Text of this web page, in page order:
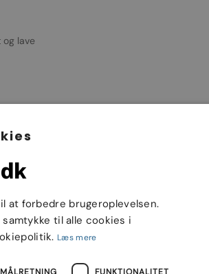
lave
at forbedre brugeroplevelsen.
til alle cookies i
Læs mere
MÅLRETNING FUNKTIONALITET